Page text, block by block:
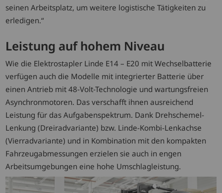
seinen Arbeitsplatz, um weitere logistische Tätigkeiten zu
erledigen.“
Leistung auf hohem Niveau
Wie die Elektrostapler Linde E14 – E20 mit Wechselbatterie
verfügen auch die Modelle mit integrierter Batterie über
einen Antrieb mit 48-Volt-Technologie und wartungsfreien
Asynchronmotoren. Das verschafft ihnen ausreichend
Leistung für das Aufgabenspektrum. Dank Drehschemel-
Lenkung (Dreiradvariante) bzw. Linde-Kombi-Lenkachse
(Vierradvariante) und in Kombination mit den kompakten
Fahrzeugabmessungen erzielen sie auch in engen
Arbeitsumgebungen eine hohe Umschlagleistung.